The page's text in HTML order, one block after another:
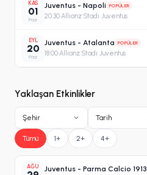
KAS
01
Paz
Juventus - Napoli POPÜLER
20:30·Allianz Stadı Juventus
EYL
20
Paz
Juventus - Atalanta POPÜLER
18:00·Allianz Stadı Juventus
Yaklaşan Etkinlikler
Şehir Tarih
Tümü 1+ 2+ 4+
AĞU Juventus - Parma Calcio 1913